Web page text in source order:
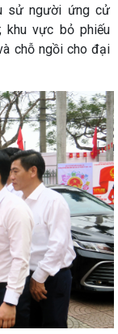
sử người ứng cử
khu vực bỏ phiếu
chỗ ngồi cho đại